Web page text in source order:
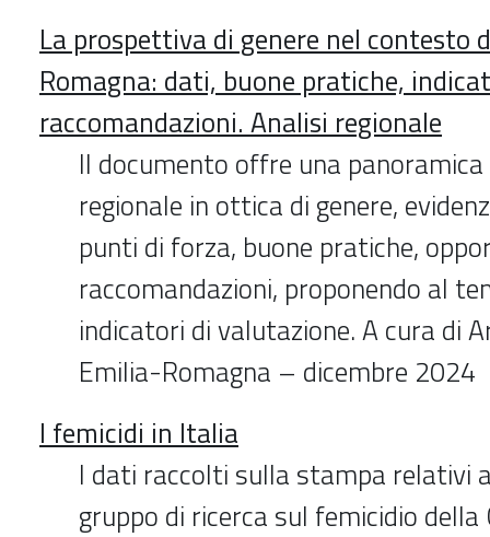
La prospettiva di genere nel contesto
Romagna: dati, buone pratiche,
raccomandazioni. Analisi regionale
Il documento offre una
regionale in ottica di genere,
punti di forza, buone pratiche,
raccomandazioni, proponendo al
indicatori di valutazione. A cura di
Emilia-Romagna – dicembre 2024
I femicidi in Italia
I dati raccolti sulla stampa relativi
gruppo di ricerca sul femicidio della